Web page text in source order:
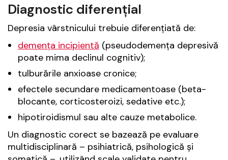
Diagnostic diferențial
Depresia vârstnicului trebuie diferențiată de:
demența incipientă (pseudodemența depresivă
poate mima declinul cognitiv);
tulburările anxioase cronice;
efectele secundare medicamentoase (beta-
blocante, corticosteroizi, sedative etc.);
hipotiroidismul sau alte cauze metabolice.
Un diagnostic corect se bazează pe evaluare
multidisciplinară – psihiatrică, psihologică și